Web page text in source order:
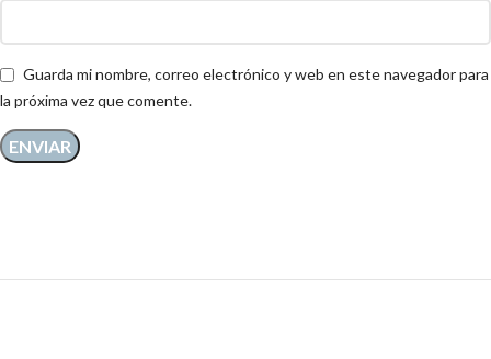
Guarda mi nombre, correo electrónico y web en este navegador para
la próxima vez que comente.